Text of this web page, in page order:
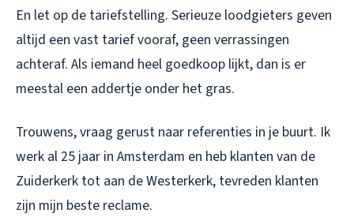
En let op de tariefstelling. Serieuze loodgieters geven
altijd een vast tarief vooraf, geen verrassingen
achteraf. Als iemand heel goedkoop lijkt, dan is er
meestal een addertje onder het gras.
Trouwens, vraag gerust naar referenties in je buurt. Ik
werk al 25 jaar in Amsterdam en heb klanten van de
Zuiderkerk tot aan de Westerkerk, tevreden klanten
zijn mijn beste reclame.